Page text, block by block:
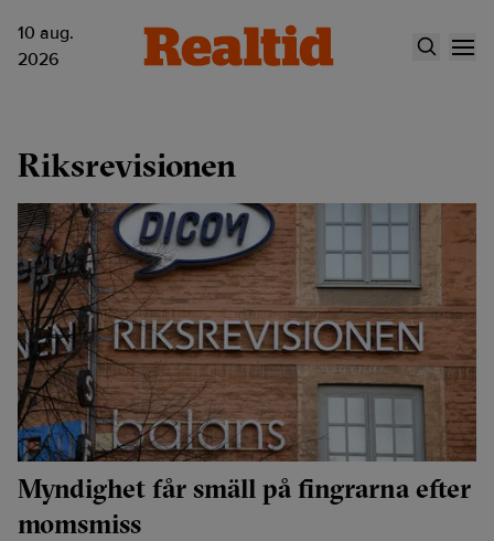
10 aug.
2026
Riksrevisionen
Myndighet får smäll på fingrarna efter
momsmiss